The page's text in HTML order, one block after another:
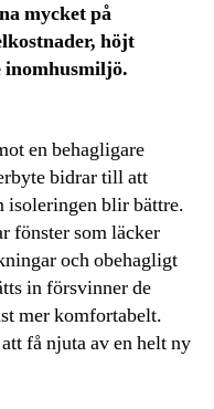
mycket på
höjt
inomhusmiljö.
en behagligare
bidrar till att
isoleringen blir bättre.
fönster som läcker
och obehagligt
in försvinner de
mer komfortabelt.
få njuta av en helt ny